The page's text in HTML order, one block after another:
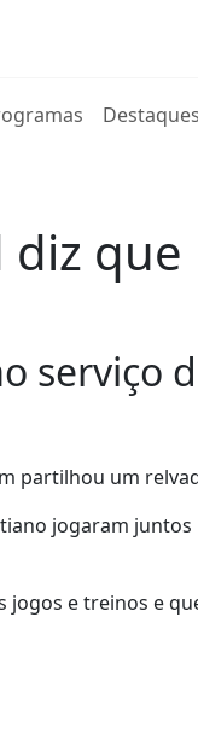
Destaques
serviço
partilhou um
jogaram
e treinos e que